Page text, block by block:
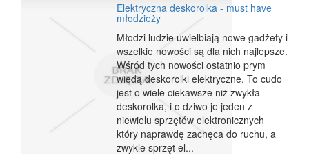
Elektryczna deskorolka - must have
młodzieży
Młodzi ludzie uwielbiają nowe gadżety i
wszelkie nowości są dla nich najlepsze.
Wśród tych nowości ostatnio prym
wiedą deskorolki elektryczne. To cudo
jest o wiele ciekawsze niż zwykła
deskorolka, i o dziwo je jeden z
niewielu sprzętów elektronicznych
który naprawdę zachęca do ruchu, a
zwykle sprzęt el...